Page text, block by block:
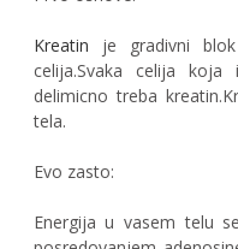
Kreatin
je gradivni
celija.Svaka celija koja
delimicno treba
tela.
Evo zasto:
Energija u vasem telu